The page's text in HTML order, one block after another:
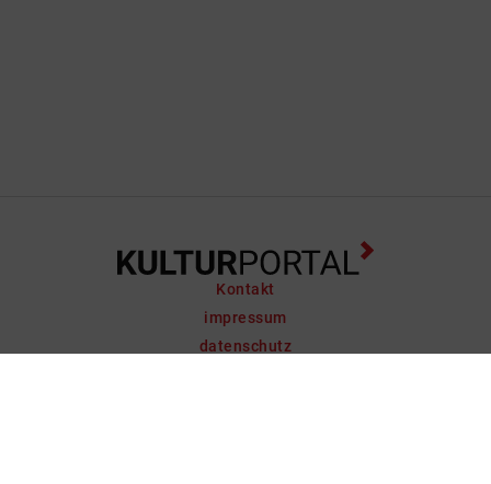
Kontakt
impressum
datenschutz